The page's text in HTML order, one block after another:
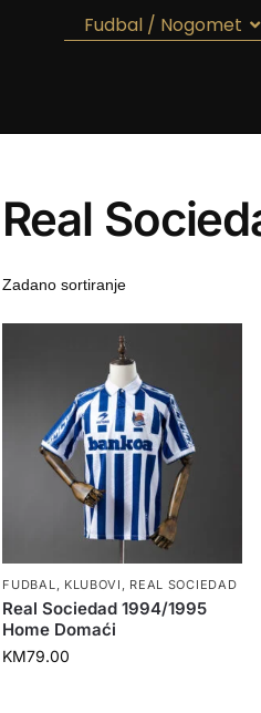
Fudbal / Nogomet
Real
FUDBAL KLUBOVI REAL SOCIEDAD
Real Sociedad 1994/1995
Home Domaći
KM79.00